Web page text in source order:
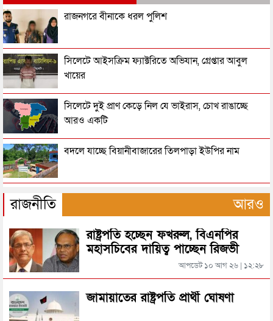
দুই বছরের প্রেমের পর বিয়ের দাবিতে প্রেমিকের বাড়িতে
জনসাধারণকে সতর্ক থাকার আহ্বান পুলিশের
৩ মাসে পুলিশের হাতে গ্রেপ্তার ১ লাখ ৪২ হাজার
ছেলের ছুরি কাঘাতে বাবা-মা খুন
মহিলা আওয়ামী লীগ নেত্রী শিলার মরদেহ উদ্ধার
বিছানায় পড়েছিল গৃহবধূর লাশ, স্বামী-সন্তান উধাও
মাদ্রাসাছাত্রীকে ধর্ষণ, ১ জনের মৃত্যুদণ্ড
স্ত্রীকে হত্যার দায়ে স্বামীর যাব জ্জীবন
রাজনগরে বীনাকে ধরল পুলিশ
সিলেটে আইসক্রিম ফ্যাক্টরিতে অভিযান, গ্রেপ্তার আবুল
খায়ের
সিলেটে দুই প্রাণ কেড়ে নিল যে ভাইরাস, চোখ রাঙাচ্ছে
আরও একটি
বদলে যাচ্ছে বিয়ানীবাজারের তিলপাড়া ইউপির নাম
হবিগঞ্জে বাস-পিকআপের মুখোমুখি সংঘর্ষে প্রাণ গেল
সিলেটে সড়কে আবারও প্রাণহানী
পাচ্ছেন রিজভী
রাজনীতি আরও
রাষ্ট্রপতি হচ্ছেন ফখরুল, বিএনপির
মহাসচিবের দায়িত্ব পাচ্ছেন রিজভী
আপডেট ১০ আগ ২৬ | ১২:২৮
জামায়াতের রাষ্ট্রপতি প্রার্থী ঘোষণা